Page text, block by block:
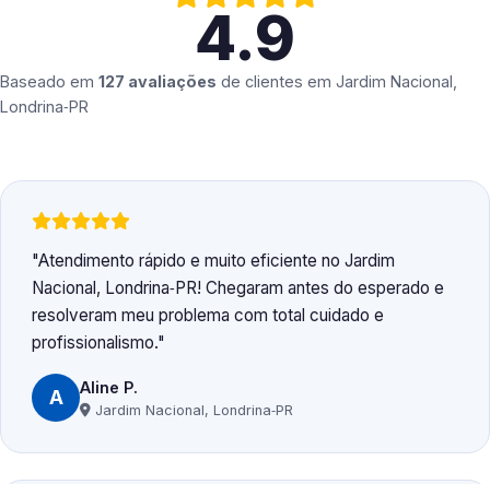
4.9
Baseado em 127 avaliações de clientes em Jardim Nacional,
Londrina‑PR
Atendimento rápido e muito eficiente no Jardim
Nacional, Londrina‑PR! Chegaram antes do esperado e
resolveram meu problema com total cuidado e
profissionalismo.
A Aline P.
Jardim Nacional, Londrina‑PR